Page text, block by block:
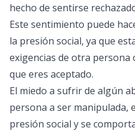
hecho de sentirse
Este sentimiento puede
la presión social, ya que
exigencias de otra
que eres aceptado.
El miedo a sufrir de algún
persona a ser manipulada,
presión social y se